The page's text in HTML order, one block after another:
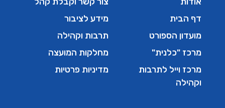
דף הבית
מועדון הספורט
מרכז "כלנית"
מרכז וייל לתרבות
וקהילה
מידע לציבור
תרבות וקהילה
מחלקות המועצה
מדיניות פרטיות